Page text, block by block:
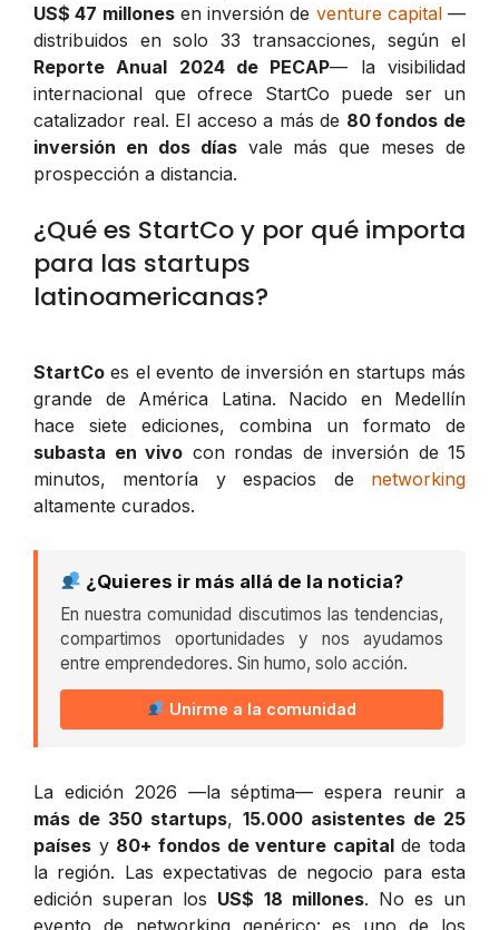
US$ 47 millonesen inversión de venture capital—
distribuidos en solo 33 transacciones, según el
Reporte Anual 2024 de PECAP— la visibilidad
internacional que ofrece StartCo puede ser un
catalizador real. El acceso a más de 80 fondos de
inversión en dos díasvale más que meses de
prospección a distancia.
¿Qué es StartCo y por qué importa
para las startups
latinoamericanas?
StartCo es el evento de inversión en startups más
grande de América Latina. Nacido en Medellín
hace siete ediciones, combina un formato de
subasta en vivo con rondas de inversión de 15
minutos, mentoría y espacios de networking
altamente curados.
¿Quieres ir más allá de la noticia?
En nuestra comunidad discutimos las tendencias,
compartimos oportunidades y nos ayudamos
entre emprendedores. Sin humo, solo acción.
Unirme a la comunidad
La edición 2026 —la séptima— espera reunir a
más de 350 startups, 15.000 asistentes de 25
países y 80+ fondos de venture capitalde toda
la región. Las expectativas de negocio para esta
edición superan los US$ 18 millones. No es un
evento de networking genérico: es uno de los